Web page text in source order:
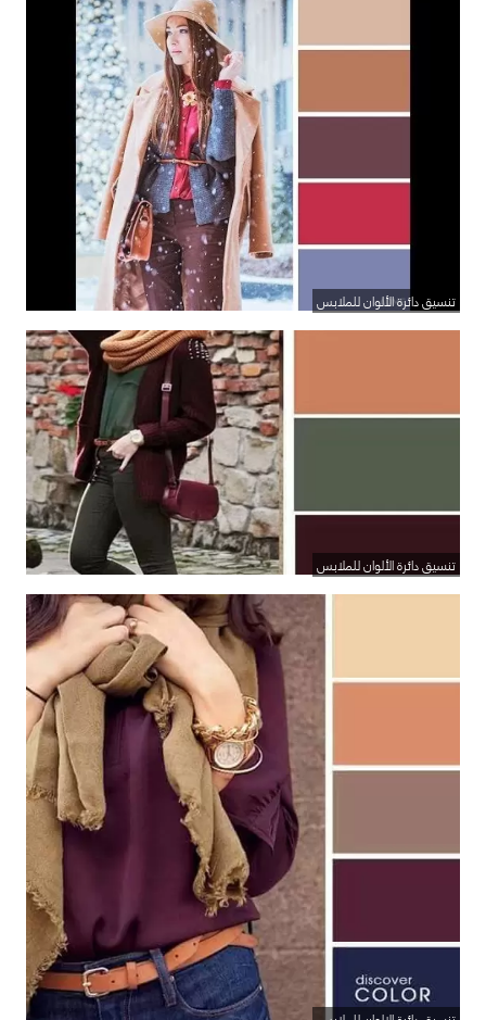
تنسيق دائرة الألوان للملابس
تنسيق دائرة الألوان للملابس